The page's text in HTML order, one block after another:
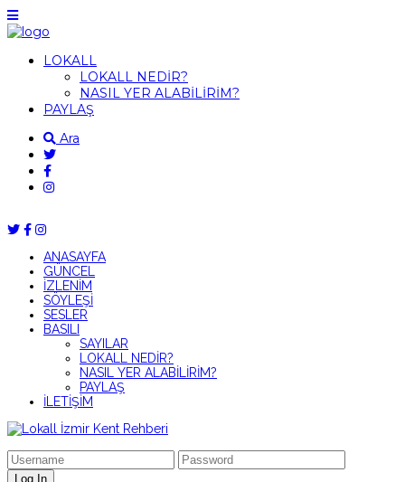
LOKALL
LOKALL NEDİR?
NASIL YER ALABİLİRİM?
PAYLAŞ
Ara
ANASAYFA
GÜNCEL
İZLENİM
SÖYLEŞİ
SESLER
BASILI
SAYILAR
LOKALL NEDİR?
NASIL YER ALABİLİRİM?
PAYLAŞ
İLETİŞİM